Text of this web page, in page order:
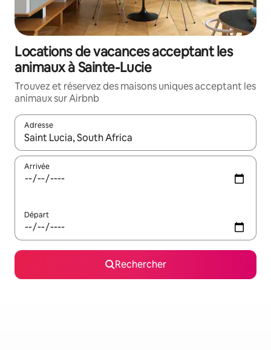
Locations de vacances acceptant les
animaux à Sainte-Lucie
Trouvez et réservez des maisons uniques acceptant les
animaux sur Airbnb
Adresse
Lorsque les résultats s'affichent, utilisez les flèches vers le
Arrivée
Départ
Rechercher